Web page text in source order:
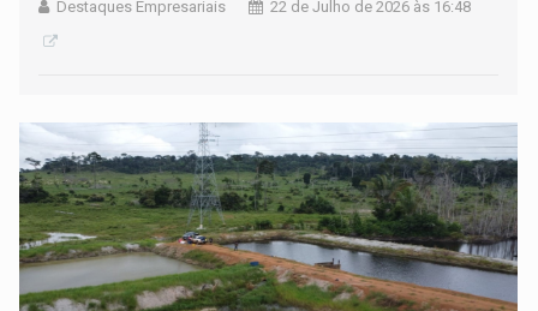
Destaques Empresariais 22 de Julho de 2026 às 16:48